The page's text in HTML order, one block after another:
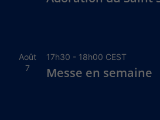
Août
7
17h30 - 18h00 CEST
Messe en semaine